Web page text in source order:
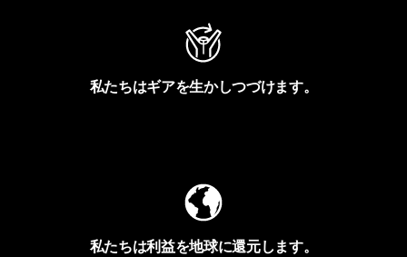
私たちはギアを生かしつづけます。
私たちは利益を地球に還元します。